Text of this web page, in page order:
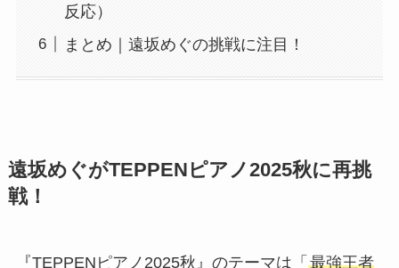
反応）
まとめ｜遠坂めぐの挑戦に注目！
遠坂めぐがTEPPENピアノ2025秋に再挑
戦！
『TEPPENピアノ2025秋』のテーマは「 最強王者